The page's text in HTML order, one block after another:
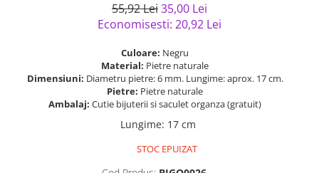
Solutii si lavete de curatare
55,92 Lei35,00 Lei
Economisesti: 20,92 Lei
Culoare: Negru
Material: Pietre naturale
Dimensiuni: Diametru pietre: 6 mm. Lungime: aprox. 17 cm.
Pietre: Pietre naturale
Ambalaj: Cutie bijuterii si saculet organza (gratuit)
Lungime: 17 cm
STOC EPUIZAT